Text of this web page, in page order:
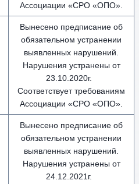
Ассоциации «СРО «ОПО».
Вынесено предписание об
обязательном устранении
выявленных нарушений.
Нарушения устранены от
23.10.2020г.
Соответствует требованиям
Ассоциации «СРО «ОПО».
Вынесено предписание об
обязательном устранении
выявленных нарушений.
Нарушения устранены от
24.12.2021г.